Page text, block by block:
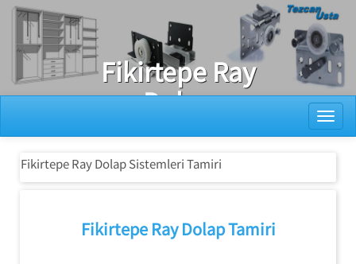
Ray Dolap Tamiri
Fikirtepe Ray
Dolap
Sistemleri
Tamiri
Fikirtepe Ray Dolap Sistemleri Tamiri
Fikirtepe Ray Dolap Tamiri